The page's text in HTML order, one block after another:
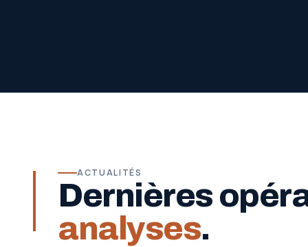
ACTUALITÉS
Dernières
analyses.